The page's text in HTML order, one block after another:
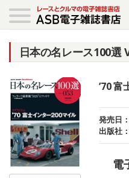
日本の名レース100選
’70 富
発売日
出版社
電